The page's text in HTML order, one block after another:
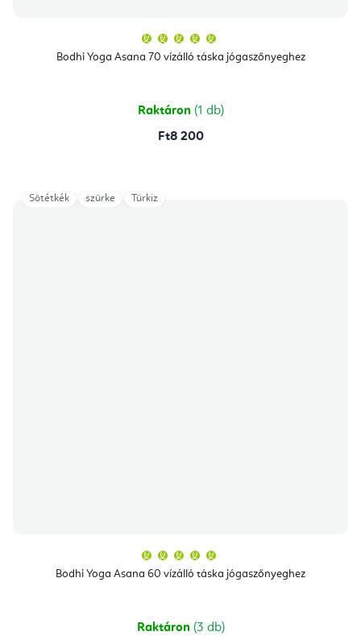
Bodhi Yoga Asana 70 vízálló táska jógaszőnyeghez
átlagos
értékelése
csillag.
Raktáron (1 db)
Ft8 200
Bodhi Yoga Asana 60 vízálló táska jógaszőnyeghez
átlagos
értékelése
csillag.
Raktáron (3 db)
Sötétkék szürke Türkiz